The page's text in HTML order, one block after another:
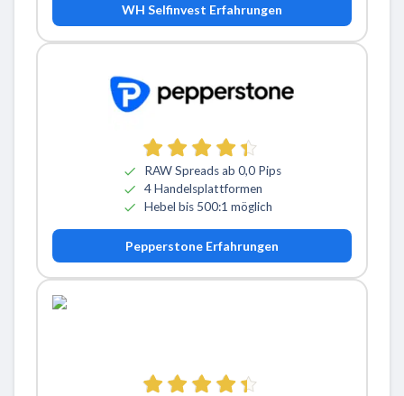
WH Selfinvest Erfahrungen
RAW Spreads ab 0,0 Pips
4 Handelsplattformen
Hebel bis 500:1 möglich
Pepperstone Erfahrungen